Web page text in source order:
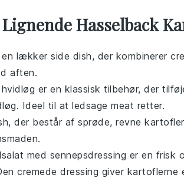
Hasselback
en lækker side dish, der kombinerer
aften.
er en klassisk tilbehør, der
Ideel til at ledsage meat retter.
, der består af sprøde, revne
med sennepsdressing er en frisk
cremede dressing giver kartoflerne